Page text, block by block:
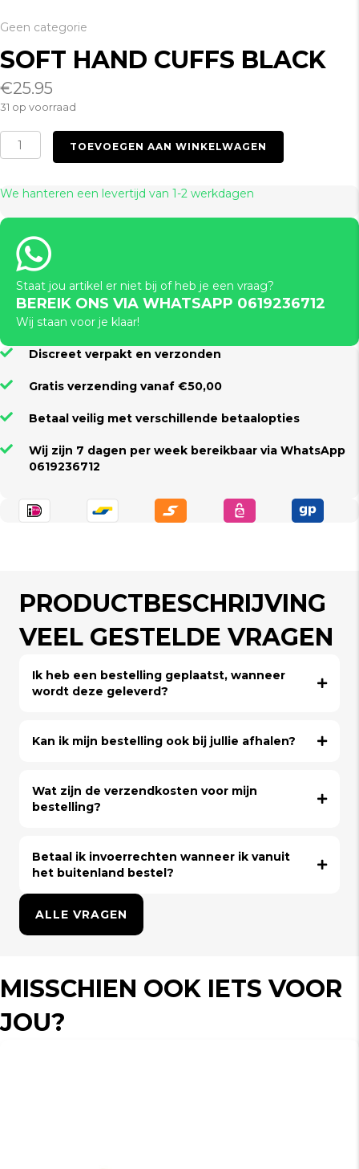
Geen categorie
SOFT HAND CUFFS BLACK
€25.95
31 op voorraad
Soft
Hand
Black
aantal
TOEVOEGEN AAN WINKELWAGEN
We hanteren een levertijd van 1-2 werkdagen
Staat jou artikel er niet bij of heb je een vraag?
BEREIK ONS VIA WHATSAPP 0619236712
Wij staan voor je klaar!
Discreet verpakt en verzonden
Gratis verzending vanaf €50,00
Betaal veilig met verschillende betaalopties
Wij zijn 7 dagen per week bereikbaar via WhatsApp
0619236712
PRODUCTBESCHRIJVING
VEEL GESTELDE VRAGEN
Ik heb een bestelling geplaatst, wanneer
wordt deze geleverd?
Kan ik mijn bestelling ook bij jullie afhalen?
Wat zijn de verzendkosten voor mijn
bestelling?
Betaal ik invoerrechten wanneer ik vanuit
het buitenland bestel?
ALLE VRAGEN
MISSCHIEN OOK IETS VOOR
JOU?